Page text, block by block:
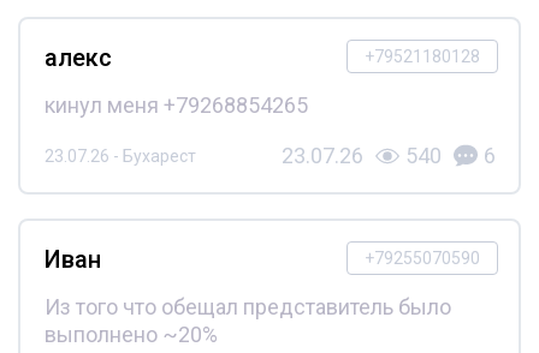
+79521180128
алекс
кинул меня +79268854265
23.07.26 - Бухарест 23.07.26 540 6
+79255070590
Иван
Из того что обещал представитель было
выполнено ~20%